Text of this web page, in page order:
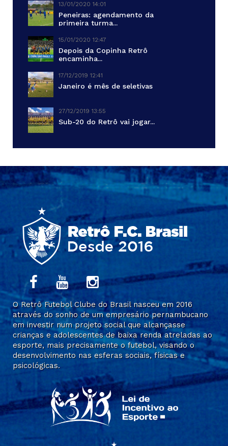
13/01/2020 14:01
Peneiras: agendamento da
primeira turma...
15/01/2020 12:47
Depois da Copinha Retrô
encaminha...
17/12/2019 12:41
Janeiro é mês de seletivas
27/12/2019 13:55
Sub-20 do Retrô vai jogar...
O Retrô Futebol Clube do Brasil nasceu em 2016
através do sonho de um empresário pernambucano
em investir num projeto social que alcançasse
crianças e adolescentes de baixa renda atreladas ao
esporte, mais precisamente o futebol, visando o
desenvolvimento nas esferas sociais, físicas e
psicológicas.